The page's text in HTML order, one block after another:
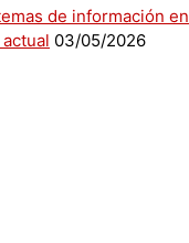
de información en
03/05/2026